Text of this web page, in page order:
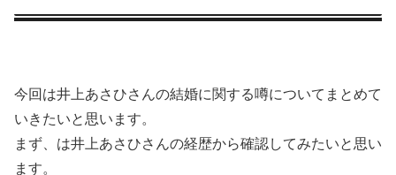
今回は井上あさひさんの結婚に関する噂についてまとめて
いきたいと思います。
まず、は井上あさひさんの経歴から確認してみたいと思い
ます。